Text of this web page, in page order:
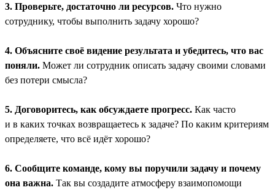
3. Проверьте, достаточно ли ресурсов. Что нужно
сотруднику, чтобы выполнить задачу хорошо?
4. Объясните своё видение результата и убедитесь, что вас
поняли. Может ли сотрудник описать задачу своими словами
без потери смысла?
5. Договоритесь, как обсуждаете прогресс. Как часто
и в каких точках возвращаетесь к задаче? По каким критериям
определяете, что всё идёт хорошо?
6. Сообщите команде, кому вы поручили задачу и почему
она важна. Так вы создадите атмосферу взаимопомощи